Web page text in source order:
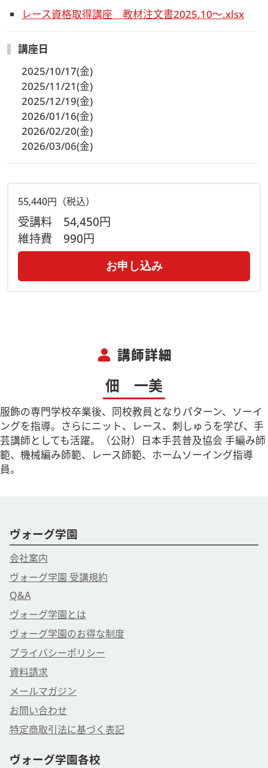
レース資格取得講座 教材注文書2025.10～.xlsx
講座日
2025/10/17(金)
2025/11/21(金)
2025/12/19(金)
2026/01/16(金)
2026/02/20(金)
2026/03/06(金)
55,440円（税込）
受講料 54,450円
維持費 990円
お申し込み
person 講師詳細
佃 一美
服飾の専門学校卒業後、同校教員となりパターン、ソーイ
ングを指導。さらにニット、レース、刺しゅうを学び、手
芸講師としても活躍。（公財）日本手芸普及協会 手編み師
範、機械編み師範、レース師範、ホームソーイング指導
員。
ヴォーグ学園
会社案内
ヴォーグ学園 受講規約
Q&A
ヴォーグ学園とは
ヴォーグ学園のお得な制度
プライバシーポリシー
資料請求
メールマガジン
お問い合わせ
特定商取引法に基づく表記
ヴォーグ学園各校